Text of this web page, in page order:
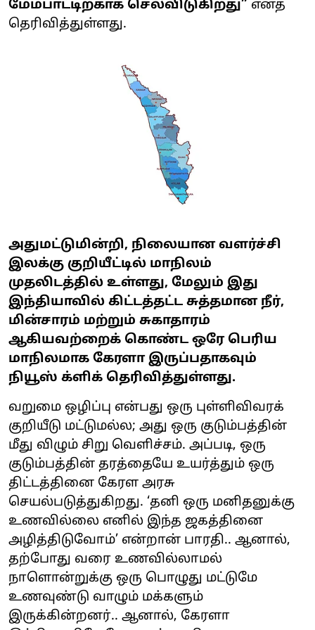
மேம்பாட்டிற்காக செலவிடுகிறது” எனத்
தெரிவித்துள்ளது.
அதுமட்டுமின்றி, நிலையான வளர்ச்சி
இலக்கு குறியீட்டில் மாநிலம்
முதலிடத்தில் உள்ளது, மேலும் இது
இந்தியாவில் கிட்டத்தட்ட சுத்தமான நீர்,
மின்சாரம் மற்றும் சுகாதாரம்
ஆகியவற்றைக் கொண்ட ஒரே பெரிய
மாநிலமாக கேரளா இருப்பதாகவும்
நியூஸ் க்ளிக் தெரிவித்துள்ளது.
வறுமை ஒழிப்பு என்பது ஒரு புள்ளிவிவரக்
குறியீடு மட்டுமல்ல; அது ஒரு குடும்பத்தின்
மீது விழும் சிறு வெளிச்சம். அப்படி, ஒரு
குடும்பத்தின் தரத்தையே உயர்த்தும் ஒரு
திட்டத்தினை கேரள அரசு
செயல்படுத்துகிறது. ‘தனி ஒரு மனிதனுக்கு
உணவில்லை எனில் இந்த ஜகத்தினை
அழித்திடுவோம்’ என்றான் பாரதி.. ஆனால்,
தற்போது வரை உணவில்லாமல்
நாளொன்றுக்கு ஒரு பொழுது மட்டுமே
உணவுண்டு வாழும் மக்களும்
இருக்கின்றனர்.. ஆனால், கேரளா